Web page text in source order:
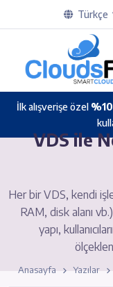
Türkçe
İlk alışverişe özel
VDS ile
Her bir VDS, kendi
RAM, disk alanı
yapı,
Anasayfa Yazılar